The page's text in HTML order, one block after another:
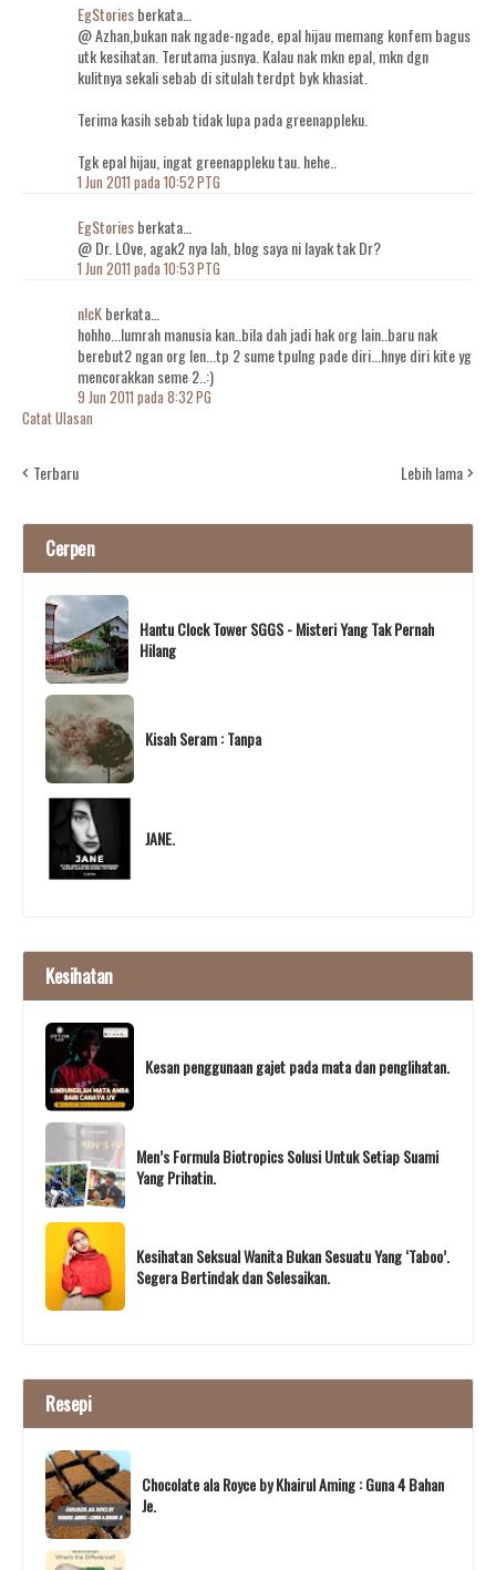
EgStoriesberkata…
@ Azhan,bukan nak ngade-ngade, epal hijau memang konfem bagus
utk kesihatan. Terutama jusnya. Kalau nak mkn epal, mkn dgn
kulitnya sekali sebab di situlah terdpt byk khasiat.
Terima kasih sebab tidak lupa pada greenappleku.
Tgk epal hijau, ingat greenappleku tau. hehe..
1 Jun 2011 pada 10:52 PTG
EgStoriesberkata…
@ Dr. LOve, agak2 nya lah, blog saya ni layak tak Dr?
1 Jun 2011 pada 10:53 PTG
n!cKberkata…
hohho...lumrah manusia kan..bila dah jadi hak org lain..baru nak
berebut2 ngan org len...tp 2 sume tpulng pade diri...hnye diri kite yg
mencorakkan seme 2..:)
9 Jun 2011 pada 8:32 PG
Catat Ulasan
Terbaru Lebih lama
Cerpen
Hantu Clock Tower SGGS - Misteri Yang Tak Pernah
Hilang
Kisah Seram : Tanpa
JANE.
Kesihatan
Kesan penggunaan gajet pada mata dan penglihatan.
Men’s Formula Biotropics Solusi Untuk Setiap Suami
Yang Prihatin.
Kesihatan Seksual Wanita Bukan Sesuatu Yang ‘Taboo’.
Segera Bertindak dan Selesaikan.
Resepi
Chocolate ala Royce by Khairul Aming : Guna 4 Bahan
Je.